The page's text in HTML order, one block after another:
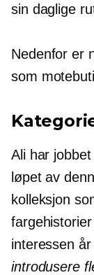
sin daglige
Nedenfor er
som
Ali har
løpet av
kolleksjon
interessen
introdusere